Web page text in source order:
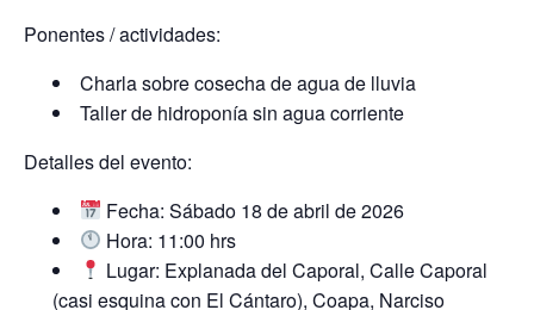
Ponentes / actividades:
Charla sobre cosecha de agua de lluvia
Taller de hidroponía sin agua corriente
Detalles del evento:
Fecha: Sábado 18 de abril de 2026
Hora: 11:00 hrs
Lugar: Explanada del Caporal, Calle Caporal
(casi esquina con El Cántaro), Coapa, Narciso